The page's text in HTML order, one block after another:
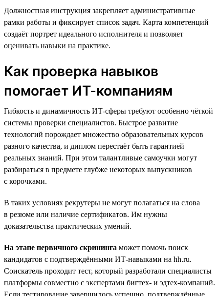
Должностная инструкция закрепляет административные
рамки работы и фиксирует список задач. Карта компетенций
создаёт портрет идеального исполнителя и позволяет
оценивать навыки на практике.
Как проверка навыков
помогает ИТ-компаниям
Гибкость и динамичность ИТ-сферы требуют особенно чёткой
системы проверки специалистов. Быстрое развитие
технологий порождает множество образовательных курсов
разного качества, и диплом перестаёт быть гарантией
реальных знаний. При этом талантливые самоучки могут
разбираться в предмете глубже некоторых выпускников
с корочками.
В таких условиях рекрутеры не могут полагаться на слова
в резюме или наличие сертификатов. Им нужны
доказательства практических умений.
На этапе первичного скрининга может помочь поиск
кандидатов с подтверждёнными ИТ-навыками на hh.ru.
Соискатель проходит тест, который разработали специалисты
платформы совместно с экспертами бигтех- и эдтех-компаний.
Если тестирование завершилось успешно, подтверждённые